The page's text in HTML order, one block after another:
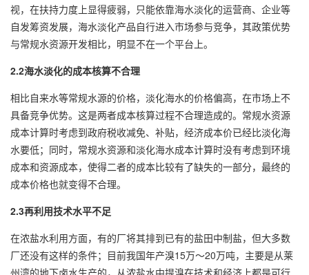
视，在扶持力度上显得疲弱，只能依靠海水淡化的运营商、企业等
自发筹资发展，海水淡化产品自行进入市场参与竞争，其政策优势
与常规水资源开发相比，明显不在一个平台上。
2.2海水淡化的成本核算不合理
相比自来水等常规水源的价格，淡化海水的价格偏高，在市场上不
具备竞争优势。这是两者成本核算过程不合理造成的。常规水资源
成本计算时考虑到政府税收减免、补贴，经济成本价已经比淡化海
水要低；同时，常规水资源和淡化海水成本计算时没有考虑到环境
成本和资源成本，使得二者的成本比较有了缺失的一部分，最终的
成本价格也就变得不合理。
2.3再利用技术水平不足
在浓盐水利用方面，有的厂将其排到已有的盐田中制盐，但大多数
厂还没有这样的条件；目前我国年产溴15万～20万吨，主要是从莱
州湾的地下卤水生产的，从浓盐水中提溴在技术和经济上都是可行